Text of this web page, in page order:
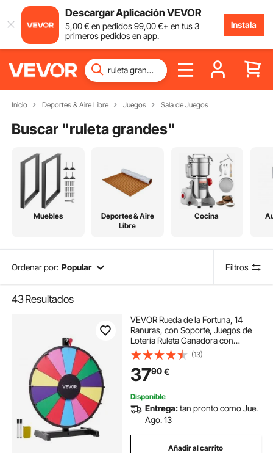
Descargar Aplicación VEVOR
5,00€ en pedidos99,00€+ en tus 3
primeros pedidos en app.
Instala
Inicio Deportes & Aire Libre Juegos Sala de Juegos
Buscar "ruleta grandes"
Muebles
Deportes & Aire
Libre
Cocina
Ordenar por: Popular Filtros
43Resultados
VEVOR Rueda de la Fortuna, 14
Ranuras, con Soporte, Juegos de
Lotería Ruleta Ganadora con
Borrador de Pizarra y 2
Marcadores, 6 Colores, para
Fiestas y Ferias Comerciales, 458 x
205 x 550 mm
(13)
3790€
Disponible
Entrega:tan pronto como Jue.
Ago. 13
Añadir al carrito